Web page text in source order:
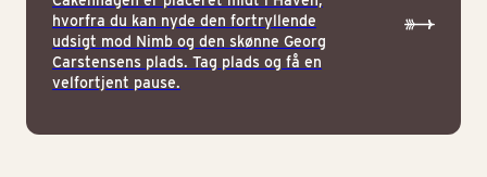
hvorfra du kan nyde den fortryllende
udsigt mod Nimb og den skønne Georg
Carstensens plads. Tag plads og få en
velfortjent pause.